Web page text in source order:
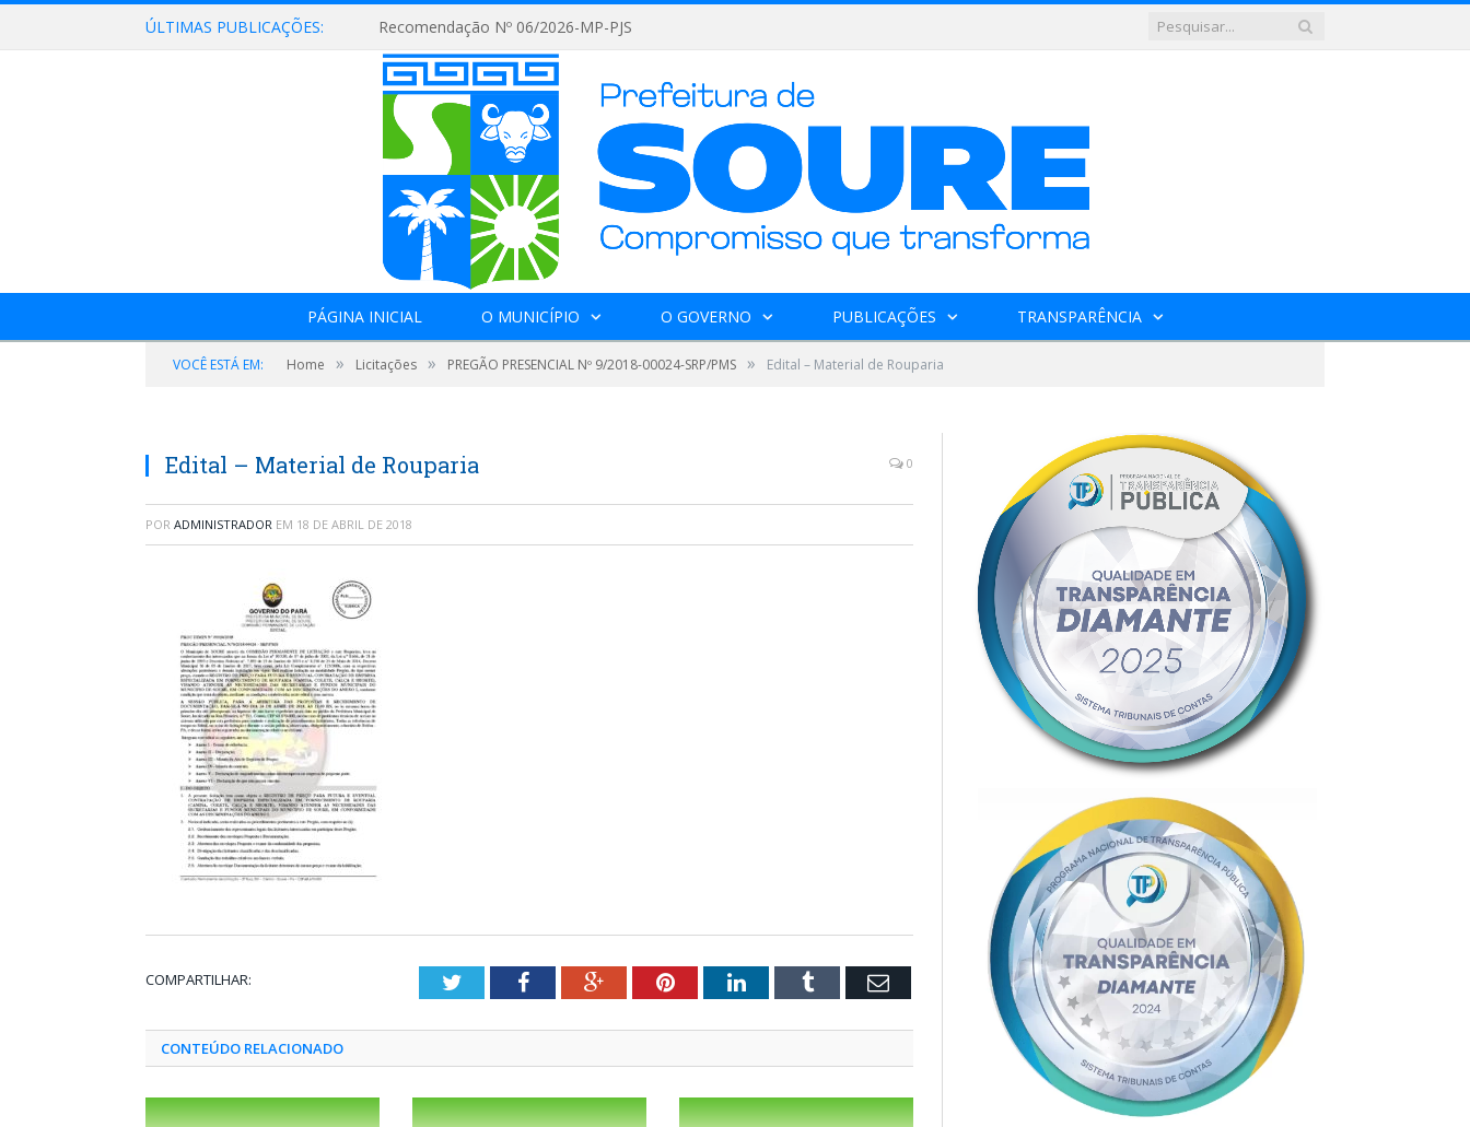
ÚLTIMAS PUBLICAÇÕES: Recomendação Nº 06/2026-MP-PJS
PÁGINA INICIAL O MUNICÍPIO O GOVERNO PUBLICAÇÕES TRANSPARÊNCIA
VOCÊ ESTÁ EM: Home » Licitações » PREGÃO PRESENCIAL Nº 9/2018-00024-SRP/PMS » Edital – Material de Rouparia
Edital – Material de Rouparia 0
POR ADMINISTRADOR EM 18 DE ABRIL DE 2018
COMPARTILHAR: TwitterFacebookGoogle+PinterestLinkedInTumblr Email
CONTEÚDO RELACIONADO